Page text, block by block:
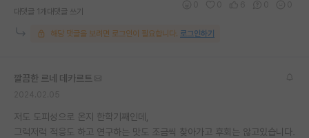
대댓글 1개 대댓글 쓰기
해당 댓글을 보려면 로그인이 필요합니다. 로그인하기
깔끔한 르네 데카르트
저도 도피성으로 온지 한학기째인데,
그럭저럭 적응도 하고 연구하는 맛도 조금씩 찾아가고 후회는 않고있습니다.